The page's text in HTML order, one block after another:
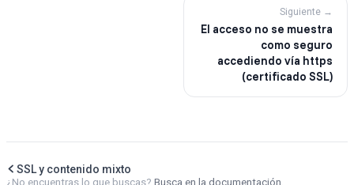
Siguiente →
El acceso no se muestra
como seguro
accediendo vía https
(certificado SSL)
SSL y contenido mixto
¿No encuentras lo que buscas? Busca en la documentación